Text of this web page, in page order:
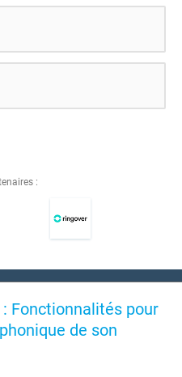
:
Fonctionnalités pour
de son